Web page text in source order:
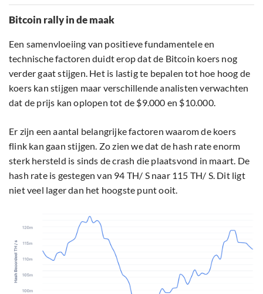
Bitcoin rally in de maak
Een samenvloeiing van positieve fundamentele en
technische factoren duidt erop dat de Bitcoin koers nog
verder gaat stijgen. Het is lastig te bepalen tot hoe hoog de
koers kan stijgen maar verschillende analisten verwachten
dat de prijs kan oplopen tot de $9.000 en $10.000.
Er zijn een aantal belangrijke factoren waarom de koers
flink kan gaan stijgen. Zo zien we dat de hash rate enorm
sterk hersteld is sinds de crash die plaatsvond in maart. De
hash rate is gestegen van 94 TH/ S naar 115 TH/ S. Dit ligt
niet veel lager dan het hoogste punt ooit.